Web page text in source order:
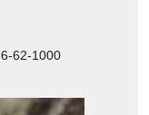
62-1000